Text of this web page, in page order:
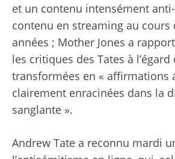
et un contenu intensément
contenu en streaming au cours
années ; Mother Jones a
les critiques des Tates à l’égard
transformées en « affirmations
clairement enracinées dans la
sanglante ».
Andrew Tate a reconnu mardi